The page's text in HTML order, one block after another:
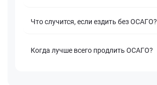
Что случится, если ездить без ОСАГО?
Когда лучше всего продлить ОСАГО?